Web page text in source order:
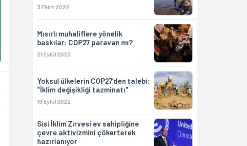
3 Ekim 2022
Mısırlı muhaliflere yönelik
baskılar: COP27 paravan mı?
21 Eylül 2022
Yoksul ülkelerin COP27’den talebi:
"İklim değişikliği tazminatı"
19 Eylül 2022
Sisi İklim Zirvesi ev sahipliğine
çevre aktivizmini çökerterek
hazırlanıyor